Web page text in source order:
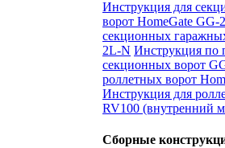
Инструкция для
ворот HomeGate GG-
секционных
2L-N Инструкция по
секционных ворот
роллетных ворот
Инструкция для
RV100 (внутренний
Сборные